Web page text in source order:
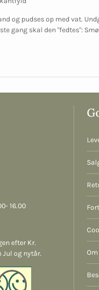
og pudses op med vat.
gang skal den "fedtes":
16.00
efter Kr.
og nytår.